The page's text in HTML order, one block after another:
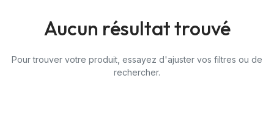
Aucun résultat trouvé
Pour trouver votre produit, essayez d'ajuster vos filtres ou de
rechercher.